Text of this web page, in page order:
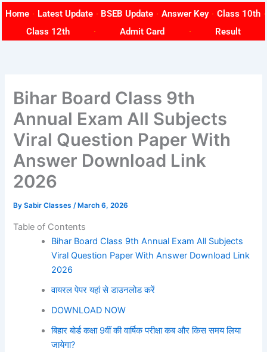
content
Home Latest Update BSEB Update Answer Key
Class 10th
Class 12th
Admit Card Result
Bihar Board Class 9th
Annual Exam All Subjects
Viral Question Paper With
Answer Download Link
2026
BySabir Classes/ March 6, 2026
Table of Contents
Bihar Board Class 9th Annual Exam All Subjects
Viral Question Paper With Answer Download Link
2026
वायरल पेपर यहां से डाउनलोड करें
DOWNLOAD NOW
बिहार बोर्ड कक्षा 9वीं की वार्षिक परीक्षा कब और किस समय लिया
जायेगा?